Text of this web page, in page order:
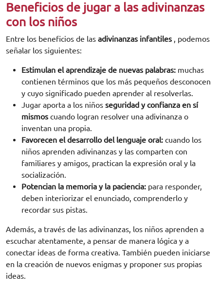
Beneficios de jugar a las adivinanzas
con los niños
Entre los beneficios de las adivinanzas infantiles , podemos
señalar los siguientes:
Estimulan el aprendizaje de nuevas palabras: muchas
contienen términos que los más pequeños desconocen
y cuyo significado pueden aprender al resolverlas.
Jugar aporta a los niños seguridad y confianza en sí
mismos cuando logran resolver una adivinanza o
inventan una propia.
Favorecen el desarrollo del lenguaje oral: cuando los
niños aprenden adivinanzas y las comparten con
familiares y amigos, practican la expresión oral y la
socialización.
Potencian la memoria y la paciencia: para responder,
deben interiorizar el enunciado, comprenderlo y
recordar sus pistas.
Además, a través de las adivinanzas, los niños aprenden a
escuchar atentamente, a pensar de manera lógica y a
conectar ideas de forma creativa. También pueden iniciarse
en la creación de nuevos enigmas y proponer sus propias
ideas.